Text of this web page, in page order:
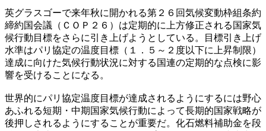
英グラスゴーで来年秋に開かれる第２６回気候変動枠組条約
締約国会議（ＣＯＰ２６）は定期的に上方修正される国家気
候行動目標をさらに引き上げようとしている。目標引き上げ
水準はパリ協定の温度目標（１．５～２度以下に上昇制限）
達成に向けた気候行動状況に対する国連の定期的な点検に影
響を受けることになる。
世界的にパリ協定温度目標が達成されるようにするには野心
あふれる短期・中期国家気候行動によって長期的国家戦略が
後押しされるようにすることが重要だ。化石燃料補助金を段